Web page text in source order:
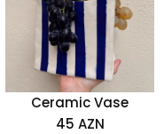
Ceramic Vase
45 AZN